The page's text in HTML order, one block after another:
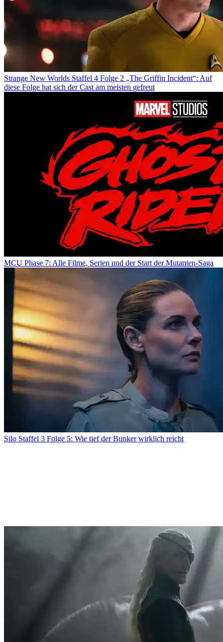
Strange New Worlds Staffel 4 Folge 2 „The Griffin Incident“: Auf
diese Folge hat sich der Cast am meisten gefreut
MCU Phase 7: Alle Filme, Serien und der Start der Mutanten-Saga
Silo Staffel 3 Folge 5: Wie tief der Bunker wirklich reicht